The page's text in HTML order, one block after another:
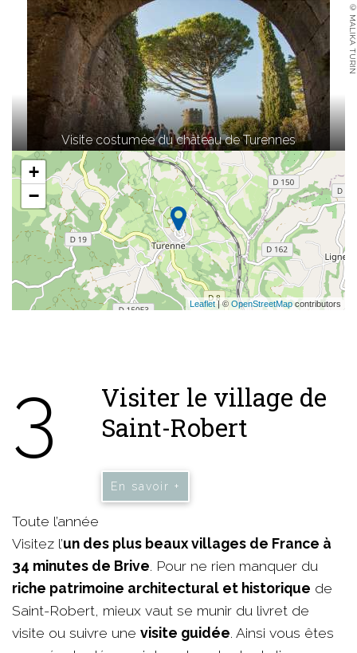
© MALIKA TURIN
Visite costumée du château de Turennes
+
−
Leaflet| ©OpenStreetMap contributors
3
Visiter le village de
Saint-Robert
En savoir +
Toute l’année
Visitez l’un des plus beaux villages de France à
34 minutes de Brive. Pour ne rien manquer du
riche patrimoine architectural et historique de
Saint-Robert, mieux vaut se munir du livret de
visite ou suivre une visite guidée. Ainsi vous êtes